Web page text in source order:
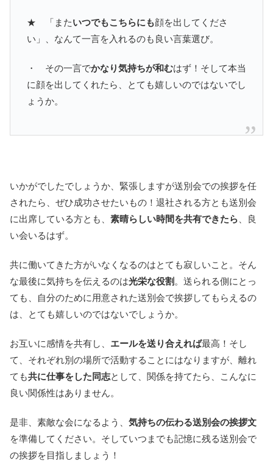
★ 「またいつでもこちらにも顔を出してくださ
い」、なんて一言を入れるのも良い言葉選び。
・ その一言でかなり気持ちが和むはず！そして本当
に顔を出してくれたら、とても嬉しいのではないでし
ょうか。
いかがでしたでしょうか、緊張しますが送別会での挨拶を任
されたら、ぜひ成功させたいもの！退社される方とも送別会
に出席している方とも、 素晴らしい時間を共有できたら 、良
い会いるはず。
共に働いてきた方がいなくなるのはとても寂しいこと。そん
な最後に気持ちを伝えるのは光栄な役割 。送られる側にとっ
ても、自分のために用意された送別会で挨拶してもらえるの
は、とても嬉しいのではないでしょうか。
お互いに感情を共有し、 エールを送り合えれば最高！そし
て、それぞれ別の場所で活動することにはなりますが、離れ
ても共に仕事をした同志として、関係を持てたら、こんなに
良い関係性はありません。
是非、素敵な会になるよう、 気持ちの伝わる送別会の挨拶文
を準備してください。そしていつまでも記憶に残る送別会で
の挨拶を目指しましょう！